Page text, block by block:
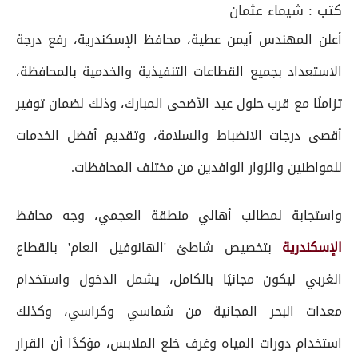
كتب : شيماء عثمان
أعلن المهندس أيمن عطية، محافظ الإسكندرية، رفع درجة
الاستعداد بجميع القطاعات التنفيذية والخدمية بالمحافظة،
تزامنًا مع قرب حلول عيد الأضحى المبارك، وذلك لضمان توفير
أقصى درجات الانضباط والسلامة، وتقديم أفضل الخدمات
للمواطنين والزوار الوافدين من مختلف المحافظات.
واستجابة لمطالب أهالي منطقة العجمي، وجه محافظ
الإسكندرية بتخصيص شاطئ 'الهانوفيل العام' بالقطاع
الغربي ليكون مجانيًا بالكامل، يشمل الدخول واستخدام
معدات البحر المجانية من شماسي وكراسي، وكذلك
استخدام دورات المياه وغرف خلع الملابس، مؤكدًا أن القرار